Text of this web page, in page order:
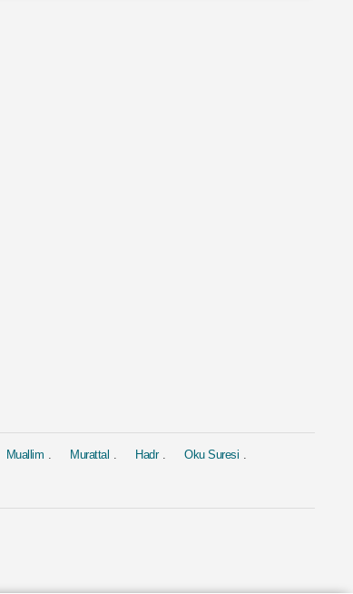
Muallim Murattal Hadr Oku Suresi